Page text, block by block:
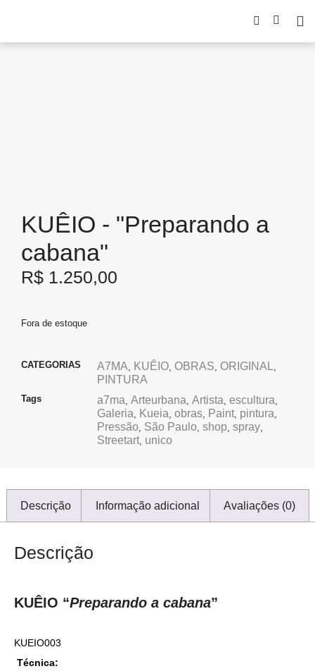
KUÊIO - "Preparando a
cabana"
R$ 1.250,00
Fora de estoque
CATEGORIAS A7MA, KUÊIO, OBRAS, ORIGINAL,
PINTURA
Tags a7ma, Arteurbana, Artista, escultura,
Galeria, Kueia, obras, Paint, pintura,
Pressão, São Paulo, shop, spray,
Streetart, unico
Descrição Informação adicional Avaliações (0)
Descrição
KUÊIO “Preparando a cabana”
KUEIO003
Técnica: